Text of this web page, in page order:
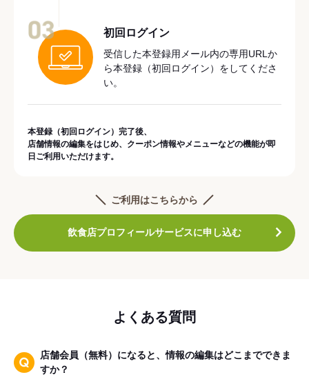
初回ログイン
受信した本登録用メール内の専用URLか
ら本登録（初回ログイン）をしてくださ
い。
本登録（初回ログイン）完了後、
店舗情報の編集をはじめ、クーポン情報やメニューなどの機能が即
日ご利用いただけます。
ご利用はこちらから
飲食店プロフィールサービスに申し込む
よくある質問
店舗会員（無料）になると、情報の編集はどこまでできま
すか？